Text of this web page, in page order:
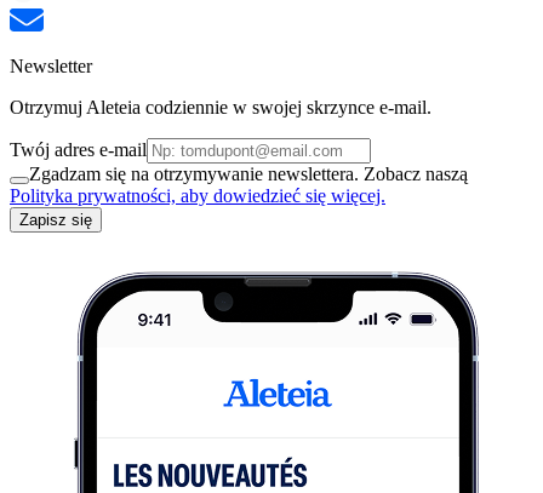
Newsletter
Otrzymuj Aleteia codziennie w swojej skrzynce e-mail.
Twój adres e-mail
Zgadzam się na otrzymywanie newslettera. Zobacz naszą
Polityka prywatności, aby dowiedzieć się więcej.
Zapisz się